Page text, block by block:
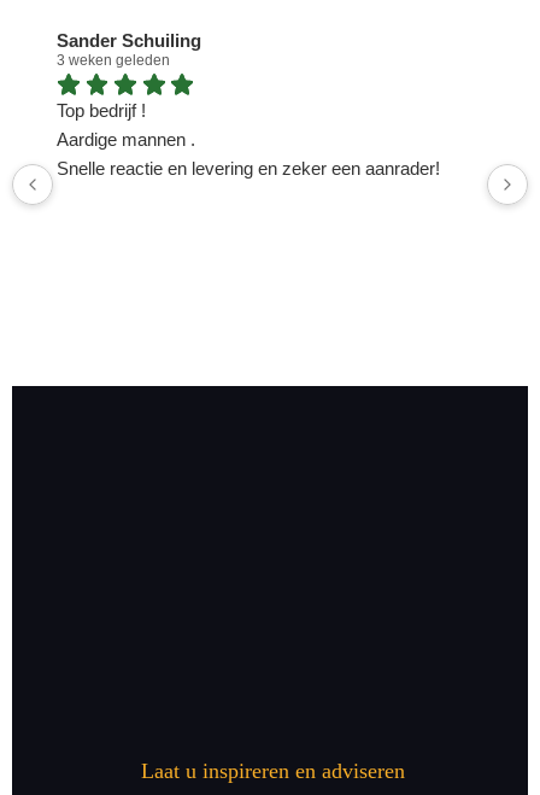
Sander Schuiling
3 weken geleden
Top bedrijf !
Aardige mannen .
Snelle reactie en levering en zeker een aanrader!
Laat u inspireren en adviseren